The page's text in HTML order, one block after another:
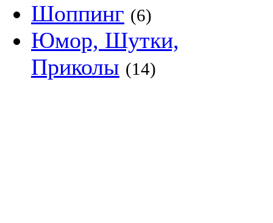
Шоппинг (6)
Юмор, Шутки,
Приколы (14)